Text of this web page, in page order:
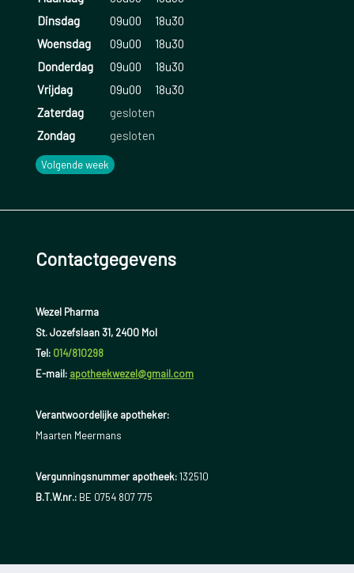
Dinsdag
09u00
18u30
Woensdag
09u00
18u30
Donderdag
09u00
18u30
Vrijdag
09u00
18u30
Zaterdag
gesloten
Zondag
gesloten
Volgende week
Contactgegevens
Wezel Pharma
St. Jozefslaan 31, 2400 Mol
Tel: 014/810298
E-mail: apotheekwezel@gmail.com
Verantwoordelijke apotheker:
Maarten Meermans
Vergunningsnummer apotheek:132510
B.T.W.nr.:BE 0754 807 775